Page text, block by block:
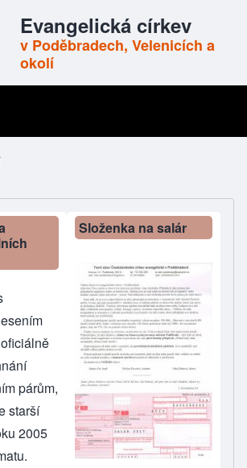
Evangelická církev
v Poděbradech, Velenicích a
okolí
párům,
starší
2005
Složenka na salár